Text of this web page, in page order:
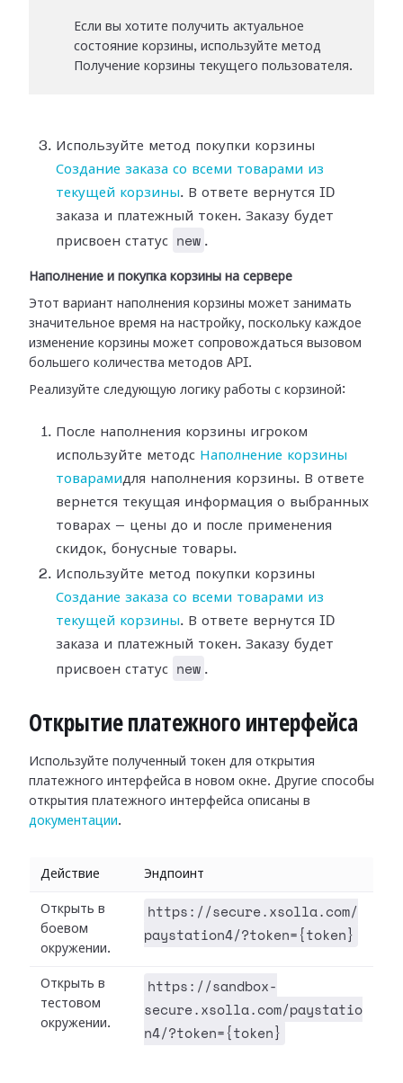
Если вы хотите получить актуальное
состояние корзины, используйте метод
Получение корзины текущего пользователя.
Используйте метод покупки корзины
Создание заказа со всеми товарами из
текущей корзины. В ответе вернутся ID
заказа и платежный токен. Заказу будет
присвоен статус
new .
Наполнение и покупка корзины на сервере
Этот вариант наполнения корзины может занимать
значительное время на настройку, поскольку каждое
изменение корзины может сопровождаться вызовом
большего количества методов API.
Реализуйте следующую логику работы с корзиной:
После наполнения корзины игроком
используйте методс Наполнение корзины
товарамидля наполнения корзины. В ответе
вернется текущая информация о выбранных
товарах — цены до и после применения
скидок, бонусные товары.
Используйте метод покупки корзины
Создание заказа со всеми товарами из
текущей корзины. В ответе вернутся ID
заказа и платежный токен. Заказу будет
присвоен статус
new .
Открытие платежного интерфейса
Используйте полученный токен для открытия
платежного интерфейса в новом окне. Другие способы
открытия платежного интерфейса описаны в
документации.
Действие Эндпоинт
Открыть в
боевом
окружении.
https://secure.xsolla.com/
paystation4/?token={token}
Открыть в
тестовом
окружении.
https://sandbox-
secure.xsolla.com/paystatio
n4/?token={token}